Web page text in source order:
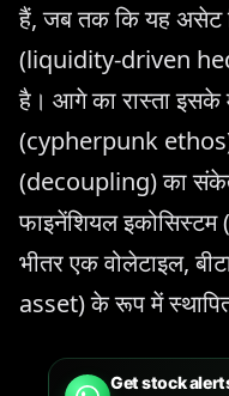
हैं, जब तक कि यह असेट
(liquidity-driven
है। आगे का रास्ता
(cypherpunk ethos)
(decoupling) का
फाइनेंशियल
भीतर एक वोलेटाइल,
asset) के रूप में
Get stock